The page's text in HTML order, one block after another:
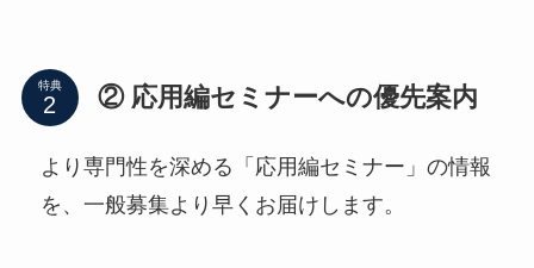
特典 ② 応用編セミナーへの優先案内
より専門性を深める「応用編セミナー」の情報
を、一般募集より早くお届けします。